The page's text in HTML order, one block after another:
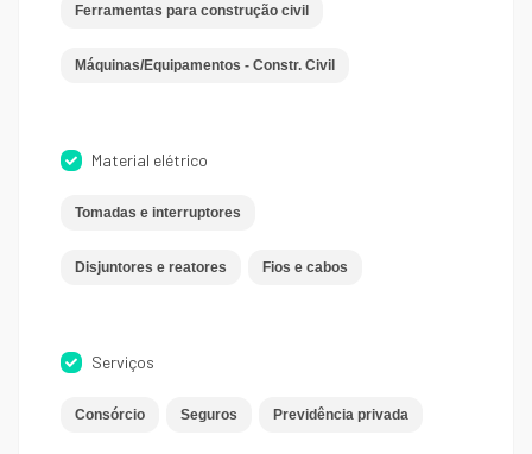
Ferramentas para construção civil
Máquinas/Equipamentos - Constr. Civil
Material elétrico
Tomadas e interruptores
Disjuntores e reatores Fios e cabos
Serviços
Consórcio Seguros Previdência privada